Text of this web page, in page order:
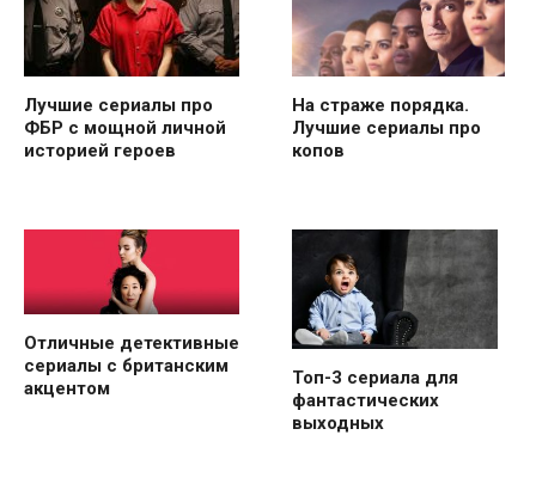
Лучшие сериалы про
ФБР с мощной личной
историей героев
На страже порядка.
Лучшие сериалы про
копов
Отличные детективные
сериалы с британским
акцентом
Топ-3 сериала для
фантастических
выходных